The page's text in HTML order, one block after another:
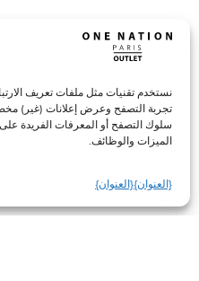
نستخدم تقنيات مثل ملفات تعريف
تجربة التصفح وعرض إعلانات (غير)
سلوك التصفح أو المعرفات الفريدة
الميزات والوظائف.
{العنوان}{العنوان}